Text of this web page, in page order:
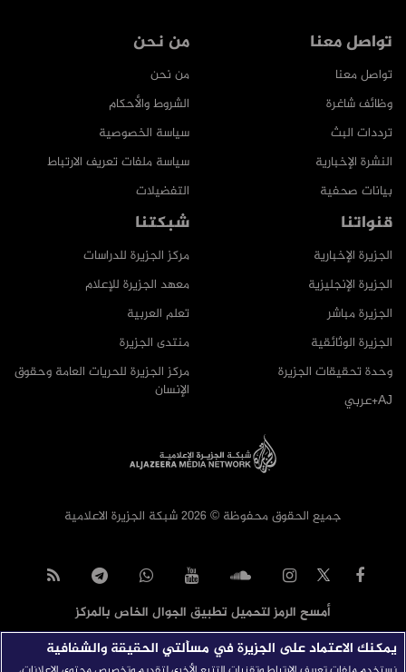
من نحن
من نحن
الشروط والأحكام
سياسة الخصوصية
سياسة ملفات تعريف الارتباط
التفضيلات
تواصل معنا
تواصل معنا
وظائف شاغرة
ترددات البث
النشرة الإخبارية
بيانات صحفية
شبكتنا
مركز الجزيرة للدراسات
معهد الجزيرة للإعلام
تعلم العربية
منتدى الجزيرة
مركز الجزيرة للحريات العامة وحقوق
الإنسان
قنواتنا
الجزيرة الإخبارية
الجزيرة الإنجليزية
الجزيرة مباشر
الجزيرة الوثائقية
وحدة تحقيقات الجزيرة
AJ+عربي
جميع الحقوق محفوظة © 2026 شبكة الجزيرة الاعلامية
أمسح الرمز لتحميل تطبيق الجوال الخاص بالمركز
يمكنك الاعتماد على الجزيرة في مسألتي الحقيقة والشفافية